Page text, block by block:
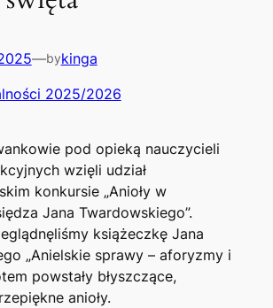
—bykinga
2025/2026
pod opieką nauczycieli
wzięli udział
konkursie „Anioły w
Jana Twardowskiego”.
książeczkę Jana
„Anielskie sprawy – aforyzmy i
powstały błyszczące,
anioły.